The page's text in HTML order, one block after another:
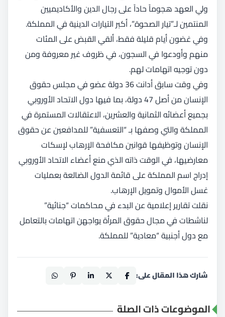
ولي العهد هجوماً حاداً على رجال الدين والأكاديميين
المنتمين لـ”تيار الصحوة”، أكبر التيارات الدينية في المملكة.
وفي غضون أيام قليلة فقط، ألقي القبض على المئات
منهم وأودعوا في السجون، في ظروف غير معروفة ومن
دون توجيه اتهامات لهم.
وفي وقت سابق أدانت 36 دولة عضو في مجلس حقوق
الإنسان من أصل 47 دولة، بما فيها دول الاتحاد الأوروبي
بجميع أعضائه الثمانية والعشرين، الاعتقالات المستمرة في
المملكة والتي وصفها بـ “التعسفية” للمدافعين عن حقوق
الإنسان وتوظيفها قوانين مكافحة الإرهاب لإسكات
معارضيها، في الوقت ذاته الذي منع أعضاء الاتحاد الأوروبي
إدراج اسم المملكة على قائمة الدول الضالعة بعمليات
غسل الأموال وتمويل الإرهاب.
نقلت تقارير إعلامية عن البدء في محاكمات “جنائية”
لناشطات في مجال حقوق المرأة يواجهن اتهامات بالتعامل
مع دول أجنبية “معادية” للمملكة.
شارك هذا المقال على:
الموضوعات ذات الصلة